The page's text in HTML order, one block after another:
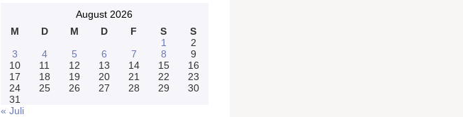
August 2026
M
D M D F S
S
1
2
3
4 5 6 7 8
9
10
11 12 13 14 15
16
17
18 19 20 21 22
23
24
25 26 27 28 29
30
31
« Juli